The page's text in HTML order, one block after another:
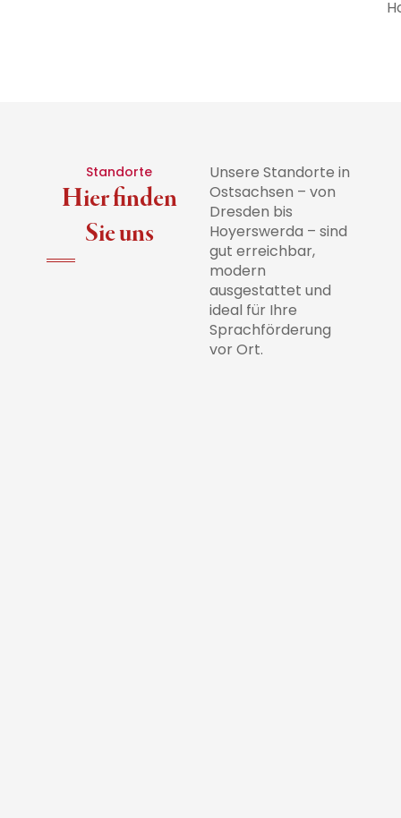
Standorte
Hier finden
Sie uns
Unsere Standorte in
Ostsachsen – von
Dresden bis
Hoyerswerda – sind
gut erreichbar,
modern
ausgestattet und
ideal für Ihre
Sprachförderung
vor Ort.